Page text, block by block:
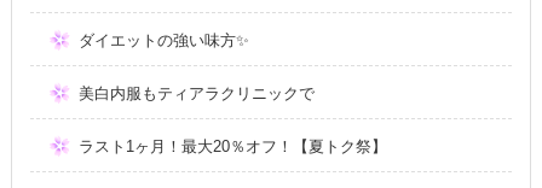
ダイエットの強い味方✨
美白内服もティアラクリニックで
ラスト1ヶ月！最大20％オフ！【夏トク祭】